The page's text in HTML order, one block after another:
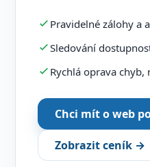
Pravidelné zálohy a
Sledování
Rychlá oprava
Chci mít o web
Zobrazit ceník →